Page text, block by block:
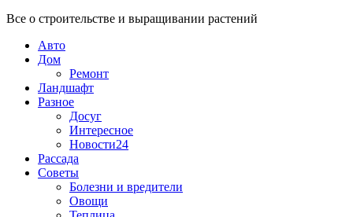
Все о строительстве и выращивании растений
Авто
Дом
Ремонт
Ландшафт
Разное
Досуг
Интересное
Новости24
Рассада
Советы
Болезни и вредители
Овощи